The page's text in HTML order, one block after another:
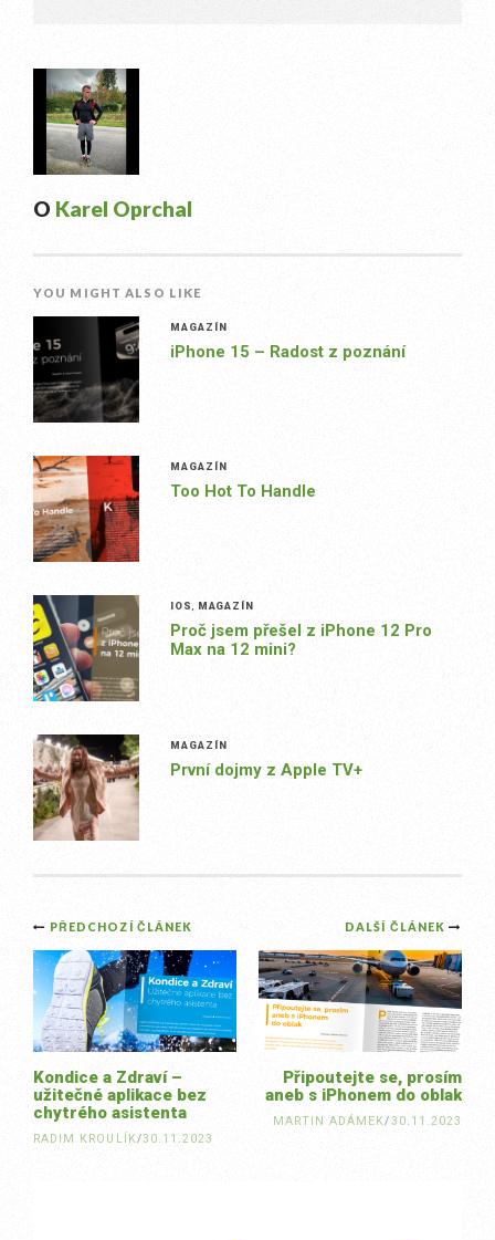
O Karel Oprchal
YOU MIGHT ALSO LIKE
MAGAZÍN
iPhone 15 – Radost z poznání
MAGAZÍN
Too Hot To Handle
IOS MAGAZÍN
Proč jsem přešel z iPhone 12 Pro
Max na 12 mini?
MAGAZÍN
První dojmy z Apple TV+
Post
navigation
DALŠÍ ČLÁNEK
Připoutejte se, prosím
aneb s iPhonem do oblak
MARTIN ADÁMEK/30.11.2023
PŘEDCHOZÍ ČLÁNEK
Kondice a Zdraví –
užitečné aplikace bez
chytrého asistenta
RADIM KROULÍK/30.11.2023